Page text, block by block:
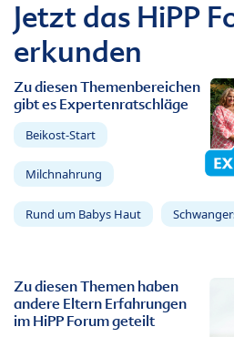
Jetzt das HiPP
erkunden
Zu diesen Themenbereichen
gibt es Expertenratschläge
Beikost-Start
Milchnahrung
Rund um Babys Haut
Zu diesen Themen haben
andere Eltern Erfahrungen
im HiPP Forum geteilt